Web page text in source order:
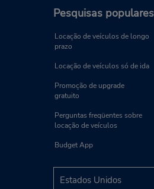
Pesquisas populares
Locação de veículos de longo
prazo
Locação de veículos só de ida
Promoção de upgrade
gratuito
Perguntas freqüentes sobre
locação de veículos
Budget App